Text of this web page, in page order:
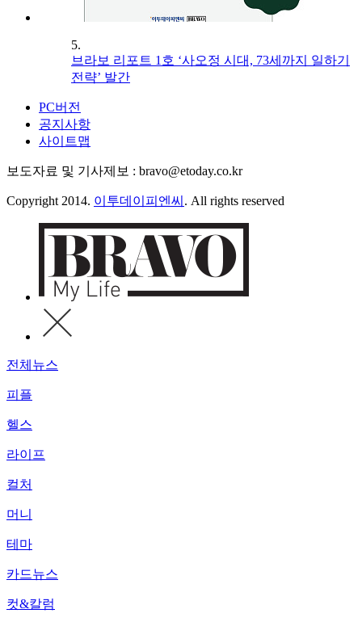
5.
브라보 리포트 1호 ‘사오정 시대, 73세까지 일하기
전략’ 발간
PC버전
공지사항
사이트맵
보도자료 및 기사제보 : bravo@etoday.co.kr
Copyright 2014. 이투데이피엔씨 . All rights reserved
전체뉴스
피플
헬스
라이프
컬처
머니
테마
카드뉴스
컷&칼럼